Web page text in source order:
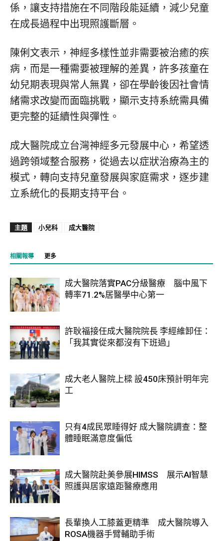
係，讓支持措施在不同階段能延續，減少兒童
在成長過程中出現照護斷層。
陳俐文表示，神經多樣性並非需要被治癒的疾
病，而是一種需要被理解的差異，許多孩童在
幼兒期表現與常人無異，卻在學齡後因社會情
緒需求改變而面臨挑戰，顯示支持系統需具備
更完整的延續性與彈性。
成大醫院成立台灣神經多元發展中心，希望透
過跨領域整合服務，從過去以症狀治療為主的
模式，轉向支持兒童發展與家庭需求，逐步建
立系統化的長期支持平台。
主題 小兒科 成大醫院
相關報導 更多
成大醫院落實PAC分級醫療 腦中風下
轉率71.2%居醫學中心第一
許耿福接任成大醫院院長 李經維卸任：
「我其實從來都沒有下班過」
成大老人醫院上樑 設450床預計明年完
工
只有4成民眾睡得好 成大醫院調查：整
體睡眠滿意度偏低
成大醫院赴美參展HIMSS 展示AI智慧
照護與居家遠距醫療應用
長輩換人工膝蓋更精準 成大醫院導入
ROSA機器手臂輔助手術